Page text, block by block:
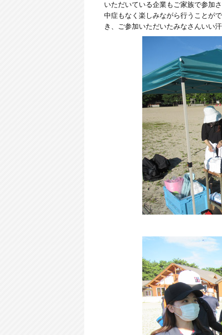
いただいている企業もご家族で参加
中症もなく楽しみながら行うことが
き、ご参加いただいたみなさんいい